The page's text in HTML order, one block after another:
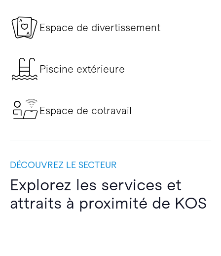
Espace de divertissement
Piscine extérieure
Espace de cotravail
DÉCOUVREZ LE SECTEUR
Explorez les services et
attraits à proximité de KOS